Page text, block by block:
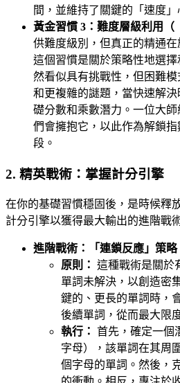
間，並維持了關鍵的「速度」
黃金習慣 3：難度層級利用（
供難度級別，但真正的精通
這個習慣是關於策略性地選
然看似具有挑戰性，但困難
和更複雜的謎題，當快速解
礎分數和乘數潛力。一位大
們會擁抱它，以此作為解鎖
段。
2. 精英戰術：掌握計分引擎
在你的基礎習慣穩固後，是時候釋
計分引擎以獲得最大輸出的進階戰
進階戰術：「連鎖反應」策略
原則： 這種戰術是關於
單詞未解決，以創造密
鍵的、更長的單詞時，
後續單詞，從而最大限
執行： 首先，確定一個
字母），該單詞在其周
個字母的單詞。然後，